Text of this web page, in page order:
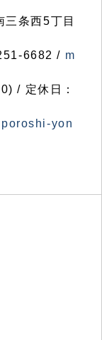
条西5丁目
6682 / m
/ 定休日：
yon